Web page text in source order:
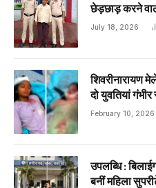
छेड़छाड़ करने
July 18, 2026
शिवरीनारायण
दो युवतियां
February 10, 2026
उपलब्धि :
बनीं महिला